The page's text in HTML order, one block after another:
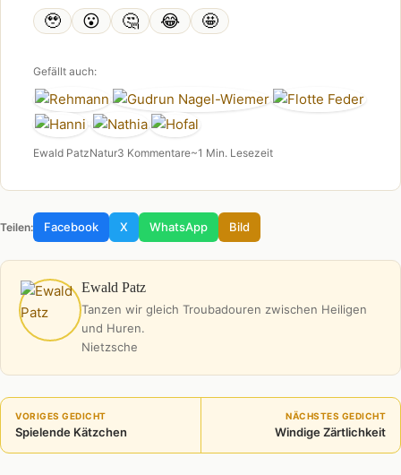
🥹 😮 🤔 😂 🤩
Gefällt auch:
Ewald PatzNatur3 Kommentare~1 Min. Lesezeit
Teilen: Facebook X WhatsApp Bild
Ewald Patz
Tanzen wir gleich Troubadouren zwischen Heiligen
und Huren.
Nietzsche
VORIGES GEDICHT
Spielende Kätzchen
NÄCHSTES GEDICHT
Windige Zärtlichkeit